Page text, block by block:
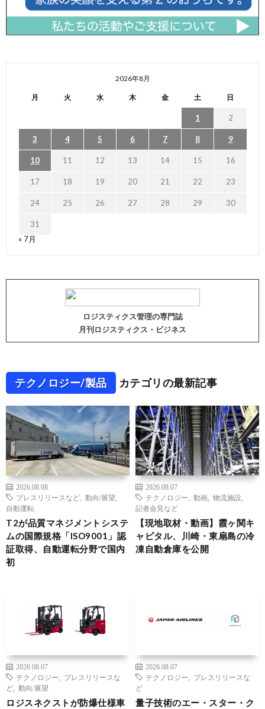
2026年8月
月 火 水 木 金 土 日
1 2
3 4 5 6 7 8 9
10 11 12 13 14 15 16
17 18 19 20 21 22 23
24 25 26 27 28 29 30
31
« 7月
ロジスティクス管理の専門誌
月刊ロジスティクス・ビジネス
テクノロジー/製品 カテゴリの最新記事
2026.08.08
プレスリリースなど
動向/展望
自動運転
T2が品質マネジメントシステ
ムの国際規格「ISO9001」認
証取得、自動運転分野で国内
初
2026.08.07
テクノロジー
動画 物流施設
記者会見など
【現地取材・動画】霞ヶ関キ
ャピタル、川崎・東扇島の冷
凍自動倉庫を公開
2026.08.07
テクノロジー
プレスリリースな
ど
動向/展望
ロジスネクストが防爆仕様車
2026.08.07
テクノロジー
プレスリリースな
ど
量子技術のエー・スター・ク